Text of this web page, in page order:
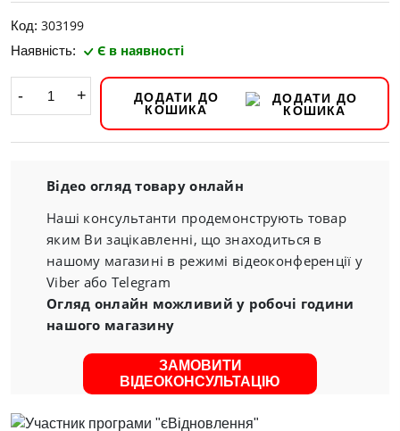
Код: 303199
Наявність: Є в наявності
- +
ДОДАТИ ДО
КОШИКА
Відео огляд товару онлайн
Наші консультанти продемонструють товар
яким Ви зацікавленні, що знаходиться в
нашому магазині в режимі відеоконференції у
Viber або Telegram
Огляд онлайн можливий у робочі години
нашого магазину
ЗАМОВИТИ
ВІДЕОКОНСУЛЬТАЦІЮ